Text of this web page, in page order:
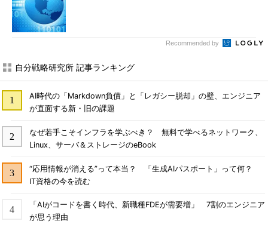
問題1
a．次に割り当てられる番号を取得するには、CURRVALを
使用する
b．順序は1つの表でのみ使用することができる
は、REPEATを指定する
d．INSERT文でNEXTVALを使用すると、自動的に次の番号
を割り当てることができる
e．そのセッションで最後に割り当てた番号を取得するに
f．同時に使用するアプリケーションで同じ順序にNEXTVAL
を使用すると、同じ番号が割り当てられる可能性がある
Recommended by
自分戦略研究所 記事ランキング
AI時代の「Markdown負債」と「レガシー脱却」の壁、エンジニア
が直面する新・旧の課題
なぜ若手こそインフラを学ぶべき？ 無料で学べるネットワーク、
Linux、サーバ＆ストレージのeBook
“応用情報が消える”って本当？ 「生成AIパスポート」って何？
IT資格の今を読む
「AIがコードを書く時代、新職種FDEが需要増」 7割のエンジニア
が思う理由